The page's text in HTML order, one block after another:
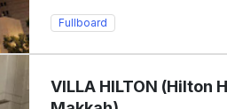
Fullboard
VILLA HILTON (Hilton